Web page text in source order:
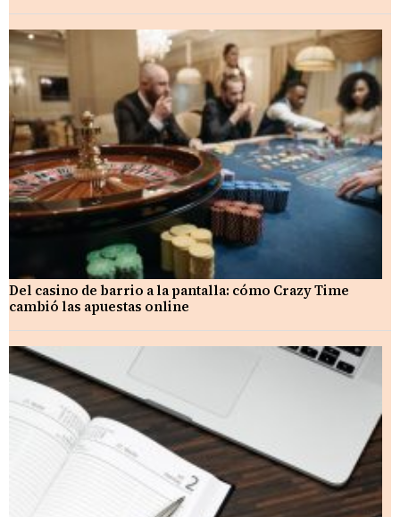
Del casino de barrio a la pantalla: cómo Crazy Time
cambió las apuestas online